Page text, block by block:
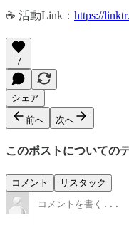
☕️ 活動Link： https://
7
シェア
前へ 次へ
このポストについての
コメント リスタック